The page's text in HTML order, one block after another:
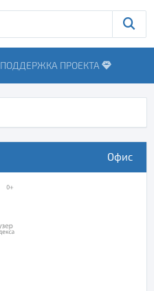
ПОДДЕРЖКА ПРОЕКТА
Офис